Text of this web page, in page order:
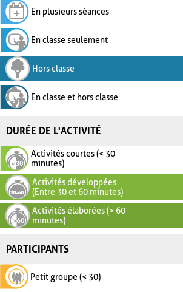
En plusieurs séances
En classe seulement
Hors classe
En classe et hors classe
DURÉE DE L'ACTIVITÉ
Activités courtes (< 30
minutes)
Activités développées
(Entre 30 et 60 minutes)
Activités élaborées (> 60
minutes)
PARTICIPANTS
Petit groupe (< 30)